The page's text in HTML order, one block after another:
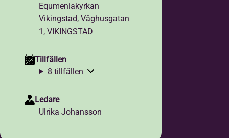
Equmeniakyrkan
Vikingstad, Våghusgatan
1, VIKINGSTAD
Tillfällen
8 tillfällen
Ledare
Ulrika Johansson